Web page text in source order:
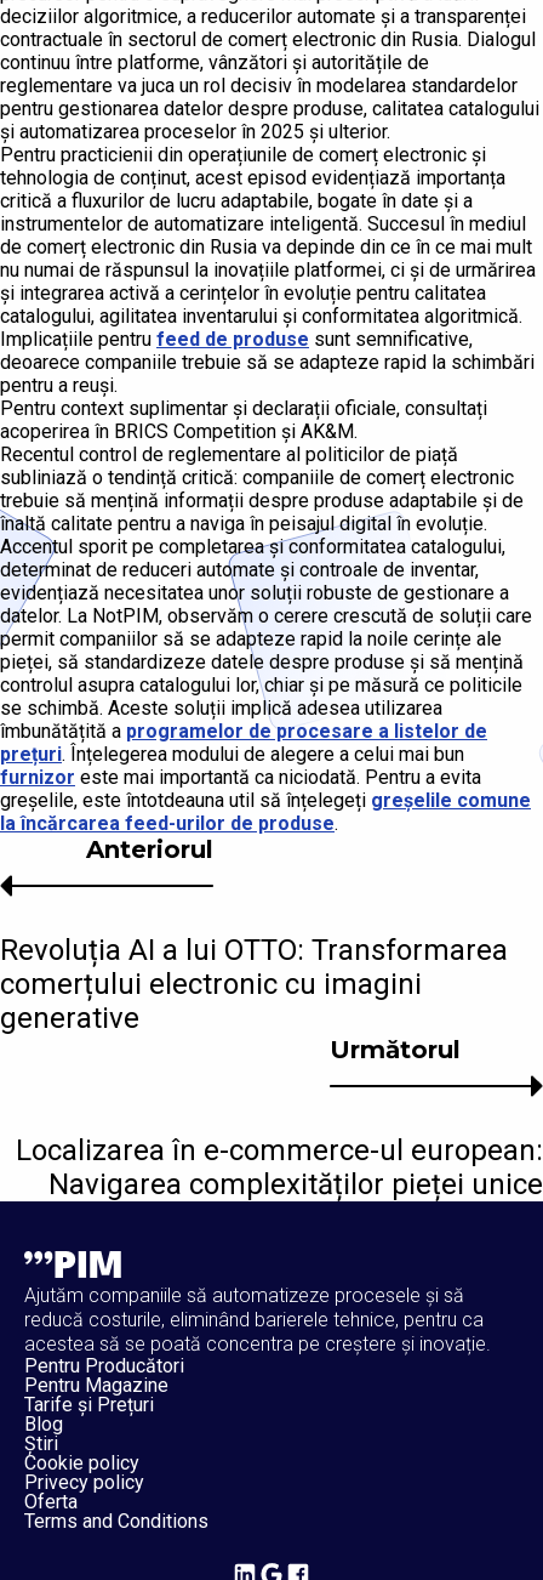
deciziilor algoritmice, a reducerilor automate și a transparenței
contractuale în sectorul de comerț electronic din Rusia. Dialogul
continuu între platforme, vânzători și autoritățile de
reglementare va juca un rol decisiv în modelarea standardelor
pentru gestionarea datelor despre produse, calitatea catalogului
și automatizarea proceselor în 2025 și ulterior.
Pentru practicienii din operațiunile de comerț electronic și
tehnologia de conținut, acest episod evidențiază importanța
critică a fluxurilor de lucru adaptabile, bogate în date și a
instrumentelor de automatizare inteligentă. Succesul în mediul
de comerț electronic din Rusia va depinde din ce în ce mai mult
nu numai de răspunsul la inovațiile platformei, ci și de urmărirea
și integrarea activă a cerințelor în evoluție pentru calitatea
catalogului, agilitatea inventarului și conformitatea algoritmică.
Implicațiile pentru feed de produse sunt semnificative,
deoarece companiile trebuie să se adapteze rapid la schimbări
pentru a reuși.
Pentru context suplimentar și declarații oficiale, consultați
acoperirea în BRICS Competition și AK&M.
Recentul control de reglementare al politicilor de piață
subliniază o tendință critică: companiile de comerț electronic
trebuie să mențină informații despre produse adaptabile și de
înaltă calitate pentru a naviga în peisajul digital în evoluție.
Accentul sporit pe completarea și conformitatea catalogului,
determinat de reduceri automate și controale de inventar,
evidențiază necesitatea unor soluții robuste de gestionare a
datelor. La NotPIM, observăm o cerere crescută de soluții care
permit companiilor să se adapteze rapid la noile cerințe ale
pieței, să standardizeze datele despre produse și să mențină
controlul asupra catalogului lor, chiar și pe măsură ce politicile
se schimbă. Aceste soluții implică adesea utilizarea
îmbunătățită a programelor de procesare a listelor de
prețuri. Înțelegerea modului de alegere a celui mai bun
furnizor este mai importantă ca niciodată. Pentru a evita
greșelile, este întotdeauna util să înțelegeți greșelile comune
la încărcarea feed-urilor de produse.
Următorul
Localizarea în e-commerce-ul european:
Navigarea complexităților pieței unice
Anteriorul
Revoluția AI a lui OTTO: Transformarea
comerțului electronic cu imagini
generative
Ajutăm companiile să automatizeze procesele și să
reducă costurile, eliminând barierele tehnice, pentru ca
acestea să se poată concentra pe creștere și inovație.
Pentru Producători
Pentru Magazine
Tarife și Prețuri
Blog
Știri
Cookie policy
Privecy policy
Oferta
Terms and Conditions